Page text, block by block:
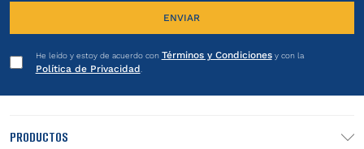
ENVIAR
He leído y estoy de acuerdo con Términos y Condicionesy con la
Política de Privacidad.
PRODUCTOS